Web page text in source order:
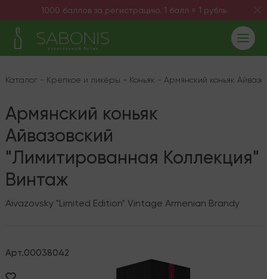
1000 баллов за регистрацию. 1 балл = 1 рубль
Каталог - Крепкое и ликёры - Коньяк - Армянский коньяк
Армянский коньяк
Айвазовский
"Лимитированная Коллекция"
Винтаж
Aivazovsky "Limited Edition" Vintage Armenian Brandy
Арт.00038042